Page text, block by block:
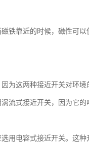
铁靠近的时候，磁性可
为这两种接近开关对环境
流式接近开关，因为它的
用电容式接近开关。这种